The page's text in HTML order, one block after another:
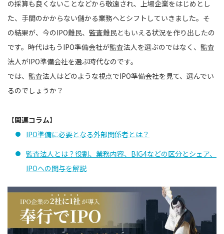
の採算も良くないことなどから敬遠され、上場企業をはじめとし
た、手間のかからない儲かる業務へとシフトしていきました。そ
の結果が、今のIPO難民、監査難民ともいえる状況を作り出したの
です。時代はもうIPO準備会社が監査法人を選ぶのではなく、監査
法人がIPO準備会社を選ぶ時代なのです。
では、監査法人はどのような視点でIPO準備会社を見て、選んでい
るのでしょうか？
【関連コラム】
IPO準備に必要となる外部関係者とは？
監査法人とは？役割、業務内容、BIG4などの区分とシェア、
IPOへの関与を解説